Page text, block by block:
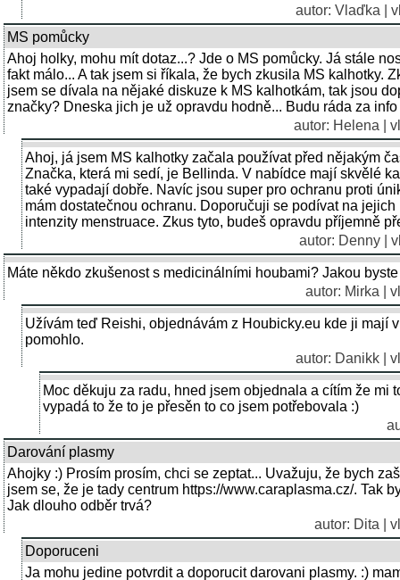
autor: Vlaďka |
MS pomůcky
Ahoj holky, mohu mít dotaz...? Jde o MS pomůcky. Já stále
fakt málo... A tak jsem si říkala, že bych zkusila MS kalhotky.
jsem se dívala na nějaké diskuze k MS kalhotkám, tak jsou
značky? Dneska jich je už opravdu hodně... Budu ráda za info
autor: Helena |
Ahoj, já jsem MS kalhotky začala používat před nějakým
Značka, která mi sedí, je Bellinda. V nabídce mají skvělé
také vypadají dobře. Navíc jsou super pro ochranu proti
mám dostatečnou ochranu. Doporučuji se podívat na
intenzity menstruace. Zkus tyto, budeš opravdu příjemně
autor: Denny |
Máte někdo zkušenost s medicinálními houbami? Jakou
autor: Mirka |
Užívám teď Reishi, objednávám z Houbicky.eu kde ji mají
pomohlo.
autor: Danikk |
Moc děkuju za radu, hned jsem objednala a cítím že mi
vypadá to že to je přesěn to co jsem potřebovala :)
Darování plasmy
Ahojky :) Prosím prosím, chci se zeptat... Uvažuju, že bych
jsem se, že je tady centrum https://www.caraplasma.cz/. Tak
Jak dlouho odběr trvá?
autor: Dita |
Doporuceni
Ja mohu jedine potvrdit a doporucit darovani plasmy. :)